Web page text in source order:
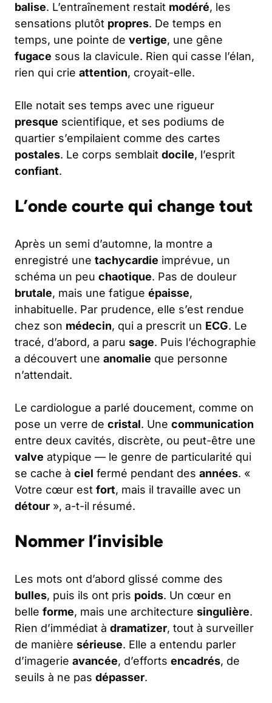
balise. L’entraînement restait modéré, les
sensations plutôt propres. De temps en
temps, une pointe de vertige, une gêne
fugace sous la clavicule. Rien qui casse l’élan,
rien qui crie attention, croyait-elle.
Elle notait ses temps avec une rigueur
presque scientifique, et ses podiums de
quartier s’empilaient comme des cartes
postales. Le corps semblait docile, l’esprit
confiant.
L’onde courte qui change tout
Après un semi d’automne, la montre a
enregistré une tachycardie imprévue, un
schéma un peu chaotique. Pas de douleur
brutale, mais une fatigue épaisse,
inhabituelle. Par prudence, elle s’est rendue
chez son médecin, qui a prescrit un ECG. Le
tracé, d’abord, a paru sage. Puis l’échographie
a découvert une anomalie que personne
n’attendait.
Le cardiologue a parlé doucement, comme on
pose un verre de cristal. Une communication
entre deux cavités, discrète, ou peut-être une
valve atypique — le genre de particularité qui
se cache à ciel fermé pendant des années. «
Votre cœur est fort, mais il travaille avec un
détour », a-t-il résumé.
Nommer l’invisible
Les mots ont d’abord glissé comme des
bulles, puis ils ont pris poids. Un cœur en
belle forme, mais une architecture singulière.
Rien d’immédiat à dramatizer, tout à surveiller
de manière sérieuse. Elle a entendu parler
d’imagerie avancée, d’efforts encadrés, de
seuils à ne pas dépasser.